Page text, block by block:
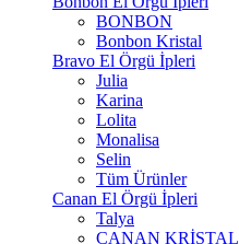
BONBON
Bonbon Kristal
Bravo El Örgü İpleri
Julia
Karina
Lolita
Monalisa
Selin
Tüm Ürünler
Canan El Örgü İpleri
Talya
CANAN KRİSTAL